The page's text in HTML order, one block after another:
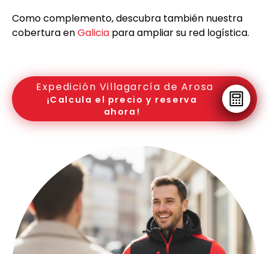
Como complemento, descubra también nuestra
cobertura enGalicia para ampliar su red logística.
Expedición Villagarcía de Arosa
¡Calcula el precio y reserva
ahora!